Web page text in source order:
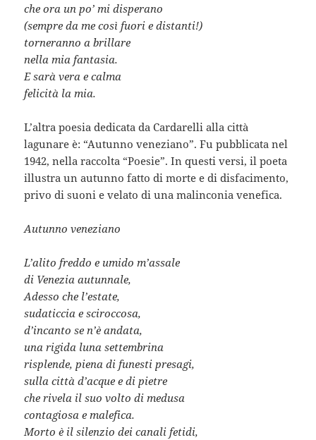
che ora un po’ mi disperano
(sempre da me così fuori e distanti!)
torneranno a brillare
nella mia fantasia.
E sarà vera e calma
felicità la mia.
L’altra poesia dedicata da Cardarelli alla città
lagunare è: “Autunno veneziano”. Fu pubblicata nel
1942, nella raccolta “Poesie”. In questi versi, il poeta
illustra un autunno fatto di morte e di disfacimento,
privo di suoni e velato di una malinconia venefica.
Autunno veneziano
L’alito freddo e umido m’assale
di Venezia autunnale,
Adesso che l’estate,
sudaticcia e sciroccosa,
d’incanto se n’è andata,
una rigida luna settembrina
risplende, piena di funesti presagi,
sulla città d’acque e di pietre
che rivela il suo volto di medusa
contagiosa e malefica.
Morto è il silenzio dei canali fetidi,